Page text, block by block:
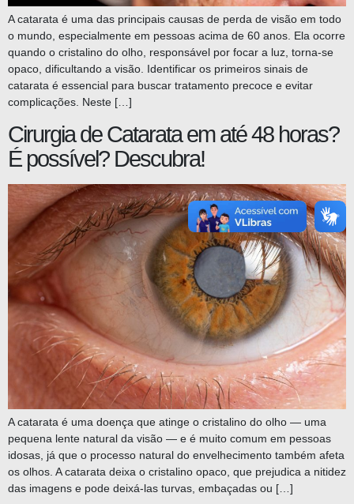
A catarata é uma das principais causas de perda de visão em todo
o mundo, especialmente em pessoas acima de 60 anos. Ela ocorre
quando o cristalino do olho, responsável por focar a luz, torna-se
opaco, dificultando a visão. Identificar os primeiros sinais de
catarata é essencial para buscar tratamento precoce e evitar
complicações. Neste […]
Cirurgia de Catarata em até 48 horas?
É possível? Descubra!
A catarata é uma doença que atinge o cristalino do olho — uma
pequena lente natural da visão — e é muito comum em pessoas
idosas, já que o processo natural do envelhecimento também afeta
os olhos. A catarata deixa o cristalino opaco, que prejudica a nitidez
das imagens e pode deixá-las turvas, embaçadas ou […]